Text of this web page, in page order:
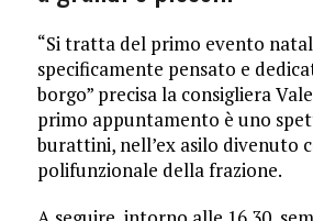
“Si tratta del primo evento
specificamente pensato e
borgo” precisa la consigliera
primo appuntamento è uno
burattini, nell’ex asilo divenuto
polifunzionale della frazione.